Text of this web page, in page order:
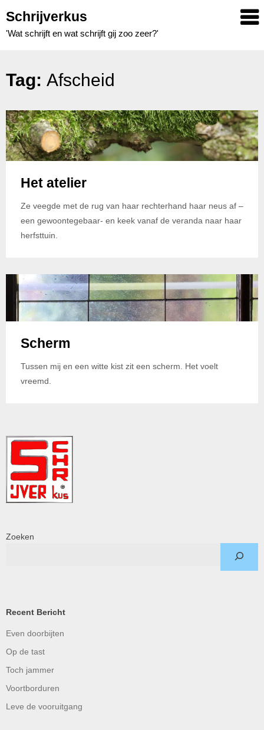
to
content
Schrijverkus
'Wat schrijft en wat schrijft gij zoo zeer?'
Tag: Afscheid
Het atelier
Ze veegde met de rug van haar rechterhand haar neus af –
een gewoontegebaar- en keek vanaf de veranda naar haar
herfsttuin.
Scherm
Tussen mij en een witte kist zit een scherm. Het voelt
vreemd.
Zoeken
Recent Bericht
Even doorbijten
Op de tast
Toch jammer
Voortborduren
Leve de vooruitgang